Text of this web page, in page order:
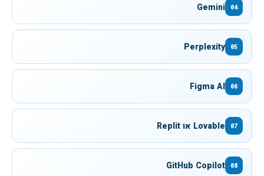
04
Gemini
05
Perplexity
06
Figma AI
07 Lovable או Replit
08
GitHub Copilot